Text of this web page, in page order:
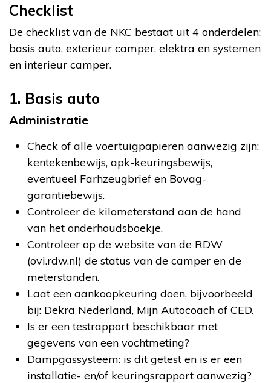
Checklist
De checklist van de NKC bestaat uit 4 onderdelen:
basis auto, exterieur camper, elektra en systemen
en interieur camper.
1. Basis auto
Administratie
Check of alle voertuigpapieren aanwezig zijn:
kentekenbewijs, apk-keuringsbewijs,
eventueel Farhzeugbrief en Bovag-
garantiebewijs.
Controleer de kilometerstand aan de hand
van het onderhoudsboekje.
Controleer op de website van de RDW
(ovi.rdw.nl) de status van de camper en de
meterstanden.
Laat een aankoopkeuring doen, bijvoorbeeld
bij: Dekra Nederland, Mijn Autocoach of CED.
Is er een testrapport beschikbaar met
gegevens van een vochtmeting?
Dampgassysteem: is dit getest en is er een
installatie- en/of keuringsrapport aanwezig?